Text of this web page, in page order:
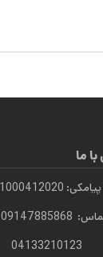
ما
1000412020